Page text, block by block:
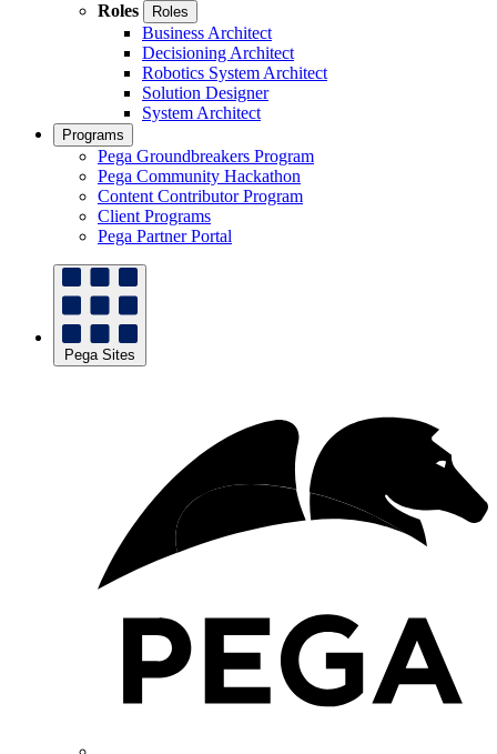
Roles
Roles
Business Architect
Decisioning Architect
Robotics System Architect
Solution Designer
System Architect
Programs
Pega Groundbreakers Program
Pega Community Hackathon
Content Contributor Program
Client Programs
Pega Partner Portal
Pega Sites